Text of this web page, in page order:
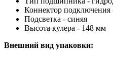
Коннектор
Подсветка - синяя
Высота кулера - 148 мм
Внешний вид упаковки: